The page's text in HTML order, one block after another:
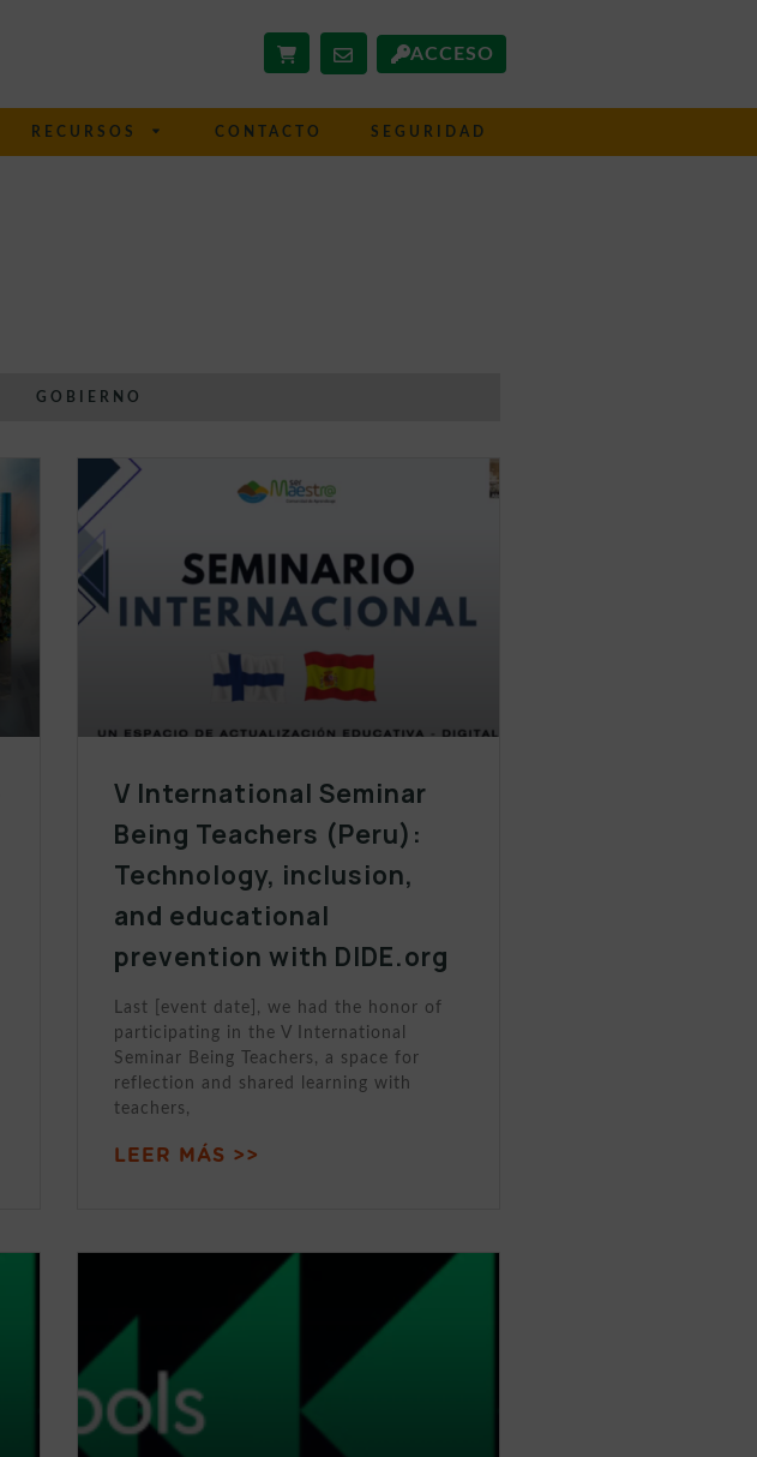
ACCESO
RECURSOS CONTACTO SEGURIDAD
GOBIERNO
V International Seminar
Being Teachers (Peru):
Technology, inclusion,
and educational
prevention with DIDE.org
Last [event date], we had the honor of
participating in the V International
Seminar Being Teachers, a space for
reflection and shared learning with
teachers,
LEER MÁS >>